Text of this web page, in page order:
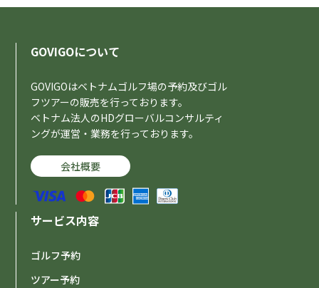
2026-03-17
AIゴルフ予約コンシェルジュ機能リリースのお知らせ
【重要】ガソリン価格高騰に伴う交通費改定のお知ら
せ
2026-02-11
【重要】テト（旧正月）期間中のカスタマーサポート
GOVIGOについて
GOVIGOはベトナムゴルフ場の予約及びゴル
フツアーの販売を行っております。
ベトナム法人のHDグローバルコンサルティ
ングが運営・業務を行っております。
会社概要
サービス内容
ゴルフ予約
ツアー予約